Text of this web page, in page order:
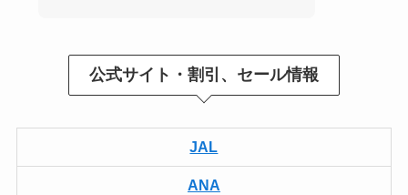
公式サイト・割引、セール情報
JAL
ANA